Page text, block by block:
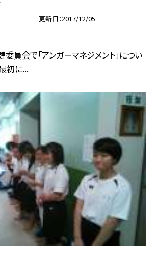
更新日 2017/12/05
員会で「アンガーマネジメント」につい
初に...